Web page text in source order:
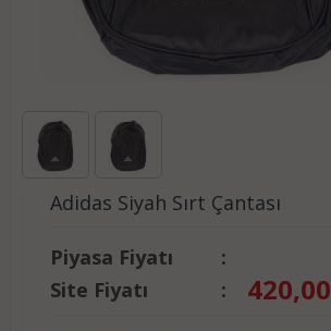
Adidas Siyah Sırt Çantası
Piyasa Fiyatı
:
Site Fiyatı
: 420,00